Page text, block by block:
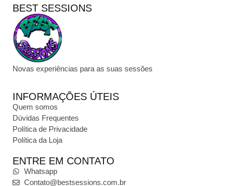
BEST SESSIONS
Novas experiências para as suas sessões
INFORMAÇÕES ÚTEIS
Quem somos
Dúvidas Frequentes
Política de Privacidade
Política da Loja
ENTRE EM CONTATO
Whatsapp
Contato@bestsessions.com.br